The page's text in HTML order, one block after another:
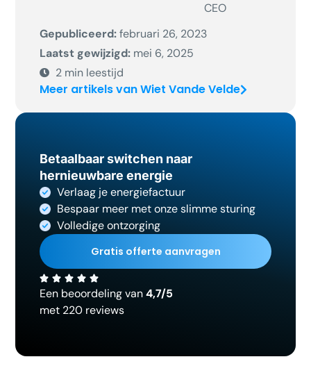
CEO
Gepubliceerd:februari 26, 2023
Laatst gewijzigd: mei 6, 2025
2 min leestijd
Meer artikels van Wiet Vande Velde
Betaalbaar switchen naar
hernieuwbare energie
Verlaag je energiefactuur
Bespaar meer met onze slimme sturing
Volledige ontzorging
Gratis offerte aanvragen
Een beoordeling van4,7/5
met 220 reviews